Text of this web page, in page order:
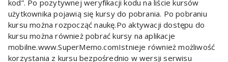
kod”. Po pozytywnej weryfikacji kodu na liście kursów
użytkownika pojawią się kursy do pobrania. Po pobraniu
kursu można rozpocząć naukę.Po aktywacji dostępu do
kursu można również pobrać kursy na aplikacje
mobilne.www.SuperMemo.comIstnieje również możliwość
korzystania z kursu bezpośrednio w wersji serwisu